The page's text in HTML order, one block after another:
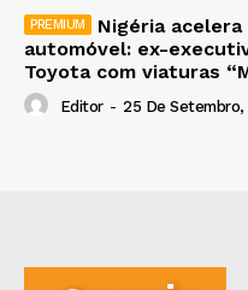
Nigéria
automóvel: ex-
Toyota com viaturas
Editor - 25 De Setembro,